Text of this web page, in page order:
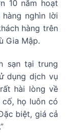
10 năm hoạt
nghìn lời
hàng trên
Gia Mập.
sạn tại trung
dụng dịch vụ
hài lòng về
họ luôn có
biệt, giá cả